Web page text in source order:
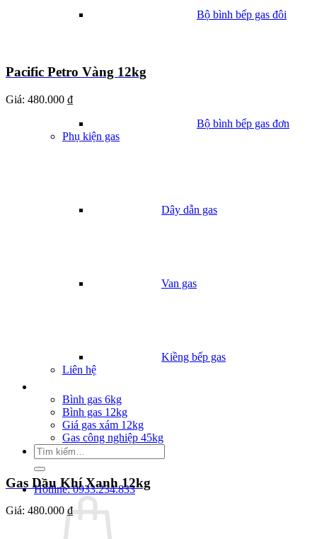
Bộ bình bếp gas đôi
Bộ bình bếp gas đơn
Phụ kiện gas
Dây dẫn gas
Van gas
Kiềng bếp gas
Liên hệ
Bình gas 6kg
Bình gas 12kg
Giá gas xám 12kg
Gas công nghiệp 45kg
Tìm
kiếm:
Hotline: 0933.234.833
Pacific Petro Vàng 12kg
Giá: 480.000 ₫
Gas Dầu Khí Xanh 12kg
Giá: 480.000 ₫